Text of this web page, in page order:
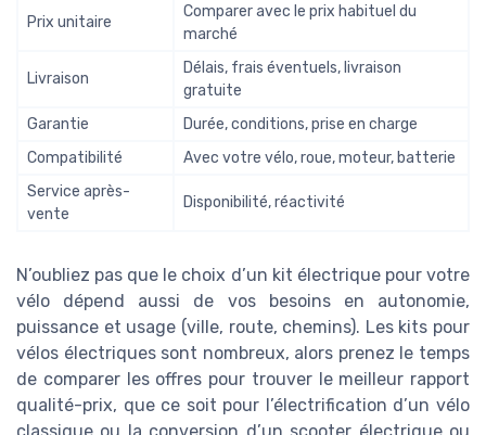
Prix unitaire
Comparer avec le prix habituel du
marché
Livraison
Délais, frais éventuels, livraison
gratuite
Garantie
Durée, conditions, prise en charge
Compatibilité
Avec votre vélo, roue, moteur, batterie
Service après-
vente
Disponibilité, réactivité
N’oubliez pas que le choix d’un kit électrique pour votre
vélo dépend aussi de vos besoins en autonomie,
puissance et usage (ville, route, chemins). Les kits pour
vélos électriques sont nombreux, alors prenez le temps
de comparer les offres pour trouver le meilleur rapport
qualité-prix, que ce soit pour l’électrification d’un vélo
classique ou la conversion d’un scooter électrique ou